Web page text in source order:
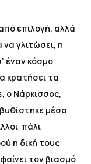
επιλογή, αλλά
γλιτώσει, η
έναν κόσμο
κρατήσει τα
ο Νάρκισσος,
μέσα
πάλι
η δική τους
τον βιασμό